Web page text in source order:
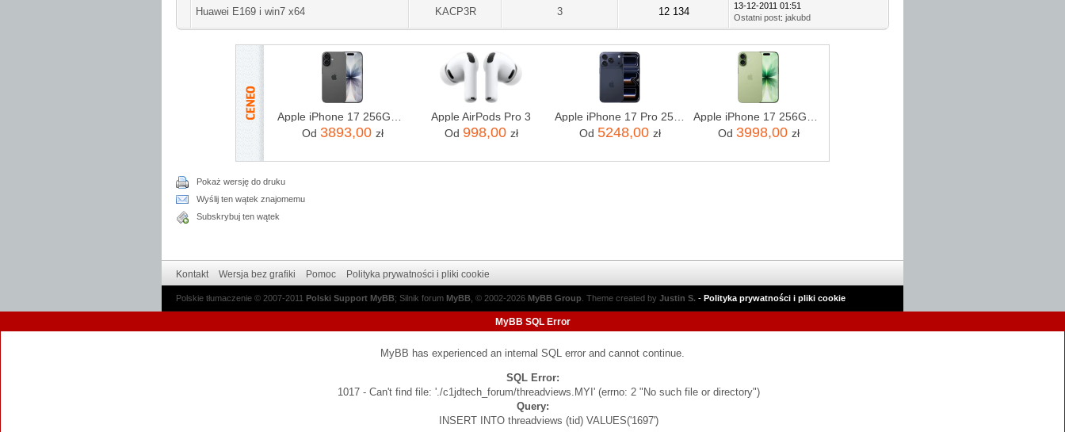
Huawei E169 i win7 x64 KACP3R 3 12 134
13-12-2011 01:51
Ostatni post: jakubd
Od 3893,00 zł
Apple AirPods Pro 3
Od 998,00 zł
Apple iPhone 17 Pro 256GB Głębinowy błękit
Od 5248,00 zł
Od 3998,00 zł
Pokaż wersję do druku
Wyślij ten wątek znajomemu
Subskrybuj ten wątek
Kontakt Wersja bez grafiki Pomoc Polityka prywatności i pliki cookie
Polskie tłumaczenie © 2007-2011 Polski Support MyBB; Silnik forum MyBB , © 2002-2026 MyBB Group Theme created by Justin S. - Polityka prywatności i pliki cookie
MyBB SQL Error
MyBB has experienced an internal SQL error and cannot continue.
SQL Error:
1017 - Can't find file: './c1jdtech_forum/threadviews.MYI' (errno: 2 "No such file or directory")
Query:
INSERT INTO threadviews (tid) VALUES('1697')